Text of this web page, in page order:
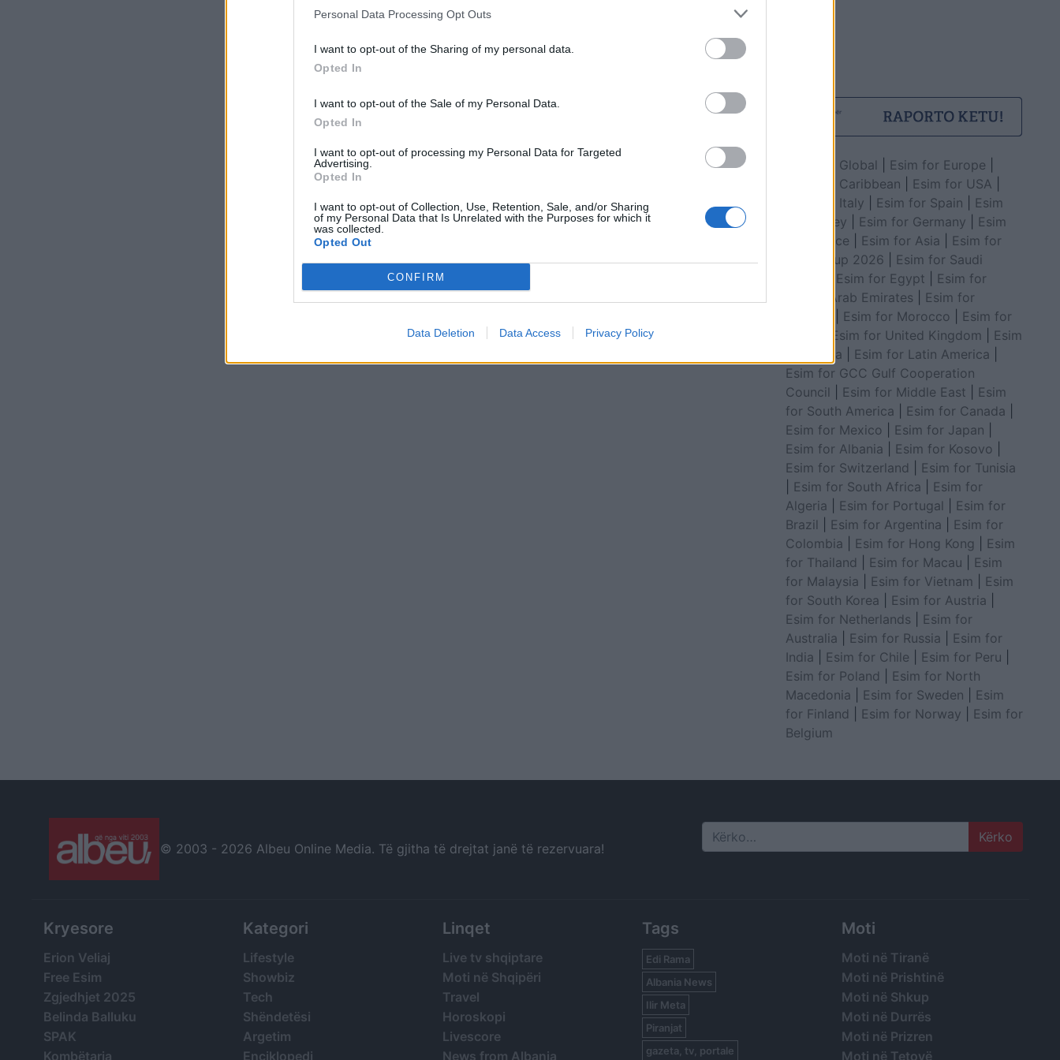
Personal Data Processing Opt Outs
I want to opt-out of the Sharing of my personal data.
Opted In
I want to opt-out of the Sale of my Personal Data.
Opted In
I want to opt-out of processing my Personal Data for Targeted
Advertising.
Opted In
I want to opt-out of Collection, Use, Retention, Sale, and/or Sharing
of my Personal Data that Is Unrelated with the Purposes for which it
was collected.
Opted Out
CONFIRM
Data Deletion Data Access Privacy Policy
Esim for Global Esim for Europe
Esim for Caribbean
Esim for USA
Esim for Italy
Esim for Spain
Esim
for Turkey
Esim for Germany
Esim
for Greece
Esim for Asia
Esim for
World Cup 2026
Esim for Saudi
Esim for Egypt
Esim for
United Arab Emirates
Esim for
Esim for Morocco
Esim for
Esim for United Kingdom
Esim
for Africa
Esim for Latin America
Esim for GCC Gulf Cooperation
Council
Esim for Middle East
Esim
for South America
Esim for Canada
Esim for Mexico
Esim for Japan
Esim for Albania
Esim for Kosovo
Esim for Switzerland
Esim for Tunisia
Esim for South Africa
Esim for
Algeria
Esim for Portugal
Esim for
Brazil
Esim for Argentina
Esim for
Colombia
Esim for Hong Kong
Esim
for Thailand
Esim for Macau
Esim
for Malaysia
Esim for Vietnam
Esim
for South Korea
Esim for Austria
Esim for Netherlands
Esim for
Australia
Esim for Russia
Esim for
India
Esim for Chile Esim for Peru
Esim for Poland
Esim for North
Macedonia
Esim for Sweden
Esim
for Finland
Esim for Norway
Esim for
Belgium
© 2003 - 2026 Albeu Online Media. Të gjitha të drejtat janë të rezervuara! Search
Kryesore
Erion Veliaj
Free Esim
Zgjedhjet 2025
Belinda Balluku
SPAK
Kombëtarja
Kategori
Lifestyle
Showbiz
Tech
Shëndetësi
Argetim
Enciklopedi
Linqet
Live tv shqiptare
Moti në Shqipëri
Travel
Horoskopi
Livescore
News from Albania
Tags
Edi Rama
Albania News
Ilir Meta
Piranjat
gazeta, tv, portale
Moti
Moti në Tiranë
Moti në Prishtinë
Moti në Shkup
Moti në Durrës
Moti në Prizren
Moti në Tetovë